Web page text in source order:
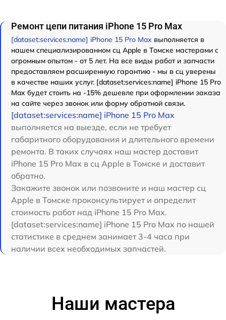
Ремонт цепи питания iPhone 15 Pro Max
[dataset:services:name] iPhone 15 Pro Max выполняется в
нашем специализированном сц Apple в Томске мастерами с
огромным опытом - от 5 лет. На все виды работ и запчасти
предоставляем расширенную гарантию - мы в сц уверены
в качестве наших услуг. [dataset:services:name] iPhone 15 Pro
Max будет стоить на -15% дешевле при оформлении заказа
на сайте через звонок или форму обратной связи.
[dataset:services:name] iPhone 15 Pro Max
выполняется на выезде, если не требует
габаритного оборудования и длительного времени
ремонта. В таких случаях наш мастер доставит
iPhone 15 Pro Max в сц Apple в Томске и доставит
обратно.
Закажите звонок или позвоните и наш мастер сц
Apple в Томске проконсультирует и определит
стоимость работ над iPhone 15 Pro Max.
[dataset:services:name] iPhone 15 Pro Max по нашей
статистике в среднем занимает 3-4 часа при
наличии всех необходимых запчастей.
Наши мастера